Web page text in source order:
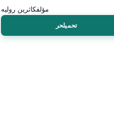
مؤلفكاثرين روليه
تحميلحر